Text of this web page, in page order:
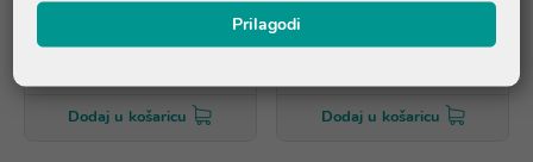
*najniža cijena u prethodnih 30
Dodaj u košaricu Dodaj u košaricu
Prilagodi